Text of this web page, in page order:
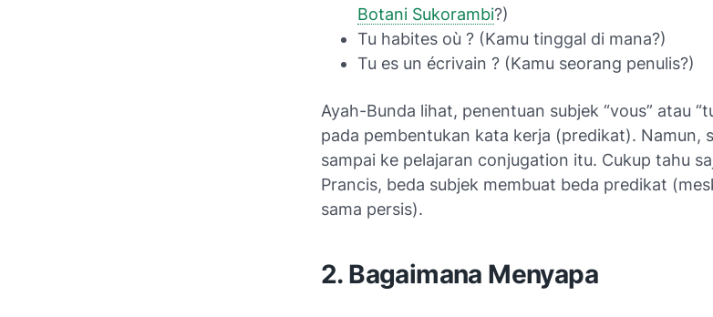
Botani Sukorambi?)
Tu habites où ? (Kamu tinggal di mana?)
Tu es un écrivain ? (Kamu seorang penulis?)
Ayah-Bunda lihat, penentuan subjek “vous” atau
pada pembentukan kata kerja (predikat). Namun,
sampai ke pelajaran conjugation itu. Cukup tahu
Prancis, beda subjek membuat beda predikat
sama persis).
2. Bagaimana Menyapa